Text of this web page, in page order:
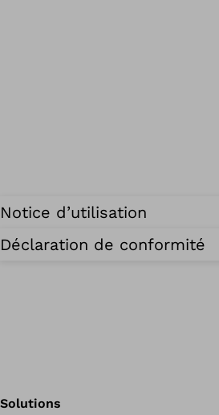
Notice d’utilisation
Déclaration de conformité
Solutions